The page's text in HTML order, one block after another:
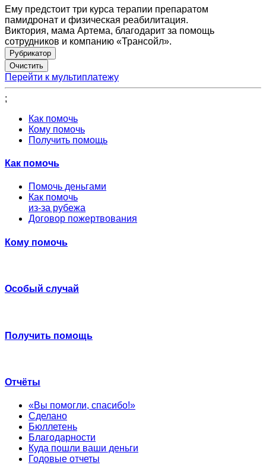
Ему предстоит три курса терапии препаратом
памидронат и физическая реабилитация.
Виктория, мама Артема, благодарит за помощь
сотрудников и компанию «Трансойл».
Рубрикатор
Перейти к мультиплатежу
;
Как помочь
Кому помочь
Получить помощь
Как помочь
Помочь деньгами
Как помочь
из-за рубежа
Договор пожертвования
Кому помочь
Особый случай
Получить помощь
Отчёты
«Вы помогли, спасибо!»
Сделано
Бюллетень
Благодарности
Куда пошли ваши деньги
Годовые отчеты